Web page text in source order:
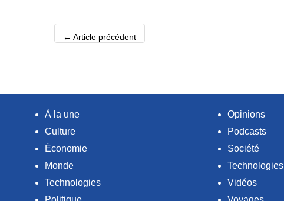
← Article précédent
À la une
Culture
Économie
Monde
Technologies
Opinions
Podcasts
Société
Technologies
Vidéos